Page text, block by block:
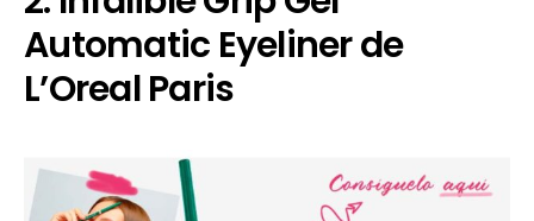
Automatic Eyeliner de
L’Oreal Paris